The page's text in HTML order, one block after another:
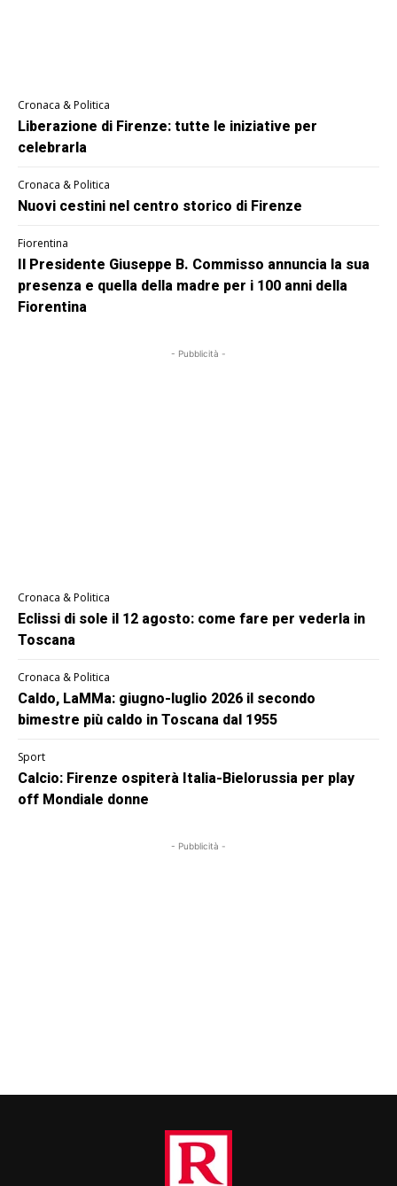
Cronaca & Politica
Liberazione di Firenze: tutte le iniziative per
celebrarla
Cronaca & Politica
Nuovi cestini nel centro storico di Firenze
Fiorentina
Il Presidente Giuseppe B. Commisso annuncia la sua
presenza e quella della madre per i 100 anni della
Fiorentina
- Pubblicità -
Cronaca & Politica
Eclissi di sole il 12 agosto: come fare per vederla in
Toscana
Cronaca & Politica
Caldo, LaMMa: giugno-luglio 2026 il secondo
bimestre più caldo in Toscana dal 1955
Sport
Calcio: Firenze ospiterà Italia-Bielorussia per play
off Mondiale donne
- Pubblicità -